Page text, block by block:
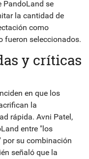
PandoLand se
la cantidad de
como
fueron seleccionados.
y críticas
en que los
la
rápida. Avni Patel,
entre "los
por su combinación
señaló que la